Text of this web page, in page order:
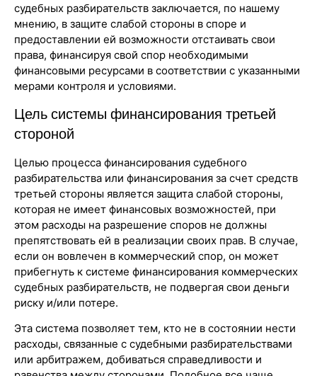
судебных разбирательств заключается, по нашему
мнению, в защите слабой стороны в споре и
предоставлении ей возможности отстаивать свои
права, финансируя свой спор необходимыми
финансовыми ресурсами в соответствии с указанными
мерами контроля и условиями.
Цель системы финансирования третьей
стороной
Целью процесса финансирования судебного
разбирательства или финансирования за счет средств
третьей стороны является защита слабой стороны,
которая не имеет финансовых возможностей, при
этом расходы на разрешение споров не должны
препятствовать ей в реализации своих прав. В случае,
если он вовлечен в коммерческий спор, он может
прибегнуть к системе финансирования коммерческих
судебных разбирательств, не подвергая свои деньги
риску и/или потере.
Эта система позволяет тем, кто не в состоянии нести
расходы, связанные с судебными разбирательствами
или арбитражем, добиваться справедливости и